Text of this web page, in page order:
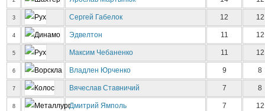
3 Сергей Габелок 12 12
4 Эдвелтон 11 12
5 Максим Чебаненко 11 12
6 Владлен Юрченко 9 8
7 Вячеслав Ставничий 7 8
8 Дмитрий Ямполь 7 12